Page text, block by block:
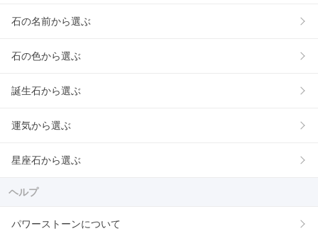
石の名前から選ぶ
石の色から選ぶ
誕生石から選ぶ
運気から選ぶ
星座石から選ぶ
ヘルプ
パワーストーンについて